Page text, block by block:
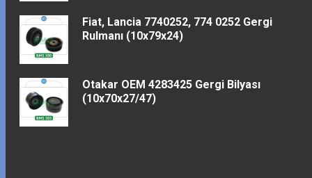
Fiat, Lancia 7740252, 774 0252 Gergi
Rulmanı (10x79x24)
Otakar OEM 4283425 Gergi Bilyası
(10x70x27/47)